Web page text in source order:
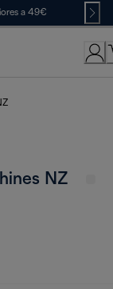
a 49€
NZ